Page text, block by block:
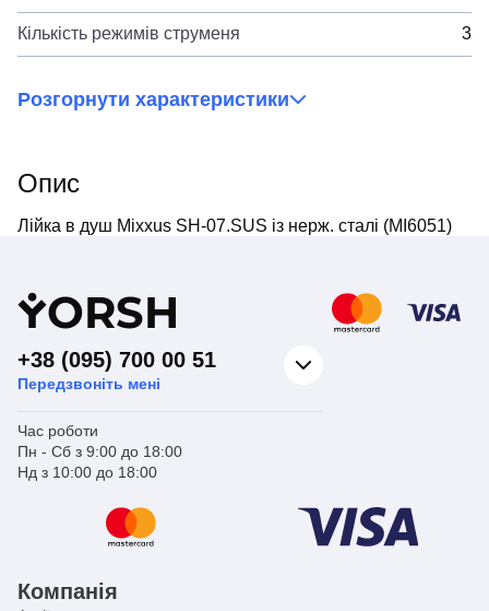
Кількість режимів струменя 3
Розгорнути характеристики
Опис
Лійка в душ Mixxus SH-07.SUS із нерж. сталі (MI6051)
YORSH
+38 (095) 700 00 51
Передзвоніть мені
Час роботи
Пн - Сб з 9:00 до 18:00
Нд з 10:00 до 18:00
Компанія